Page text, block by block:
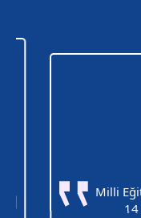
Milli Eğitim
14